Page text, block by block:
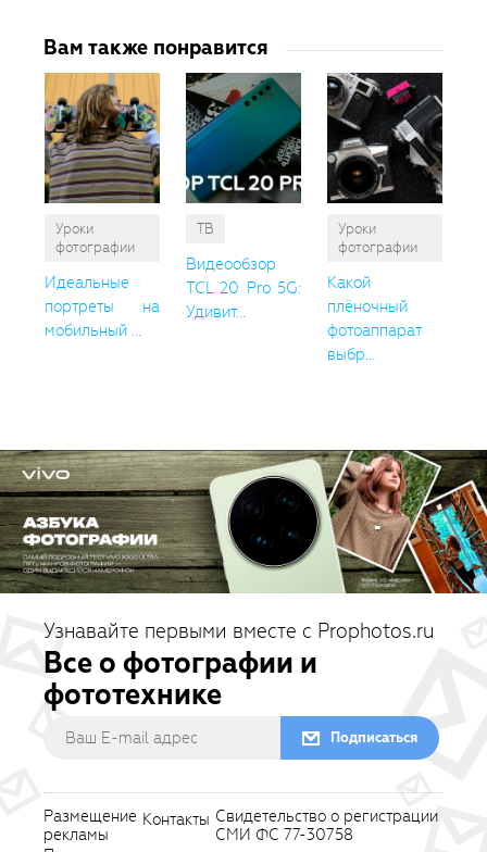
Вам также понравится
Уроки
фотографии
Идеальные
портреты на
мобильный ...
ТВ
Видеообзор
TCL 20 Pro 5G:
Удивит...
Уроки
фотографии
Какой
плёночный
фотоаппарат
выбр...
Узнавайте первыми вместе с Prophotos.ru
Все о фотографии и
фототехнике
Подписаться
Размещение
рекламы
Контакты Свидетельство о регистрации
СМИ ФС 77-30758